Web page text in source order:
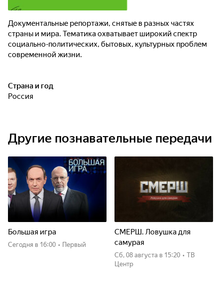
Документальные репортажи, снятые в разных частях
страны и мира. Тематика охватывает широкий спектр
социально-политических, бытовых, культурных проблем
современной жизни.
Страна и год
Россия
Другие познавательные передачи
Большая игра
Сегодня в 16:00 • Первый
СМЕРШ. Ловушка для
самурая
сб, 08 августа в 15:20 • ТВ
Центр